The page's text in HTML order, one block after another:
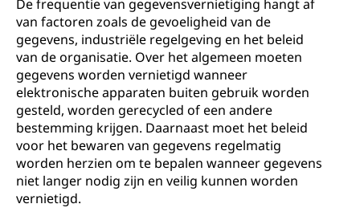
De frequentie van gegevensvernietiging hangt af
van factoren zoals de gevoeligheid van de
gegevens, industriële regelgeving en het beleid
van de organisatie. Over het algemeen moeten
gegevens worden vernietigd wanneer
elektronische apparaten buiten gebruik worden
gesteld, worden gerecycled of een andere
bestemming krijgen. Daarnaast moet het beleid
voor het bewaren van gegevens regelmatig
worden herzien om te bepalen wanneer gegevens
niet langer nodig zijn en veilig kunnen worden
vernietigd.